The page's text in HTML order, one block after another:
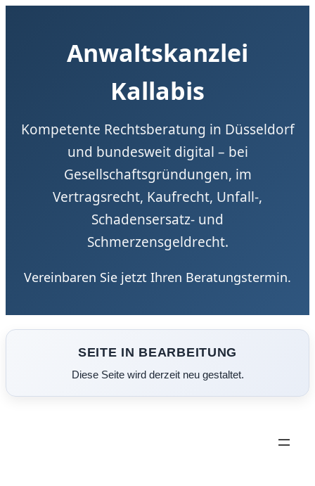
Anwaltskanzlei
Kallabis
Kompetente Rechtsberatung in Düsseldorf
und bundesweit digital – bei
Gesellschaftsgründungen, im
Vertragsrecht, Kaufrecht, Unfall-,
Schadensersatz- und
Schmerzensgeldrecht.
Vereinbaren Sie jetzt Ihren Beratungstermin.
SEITE IN BEARBEITUNG
Diese Seite wird derzeit neu gestaltet.